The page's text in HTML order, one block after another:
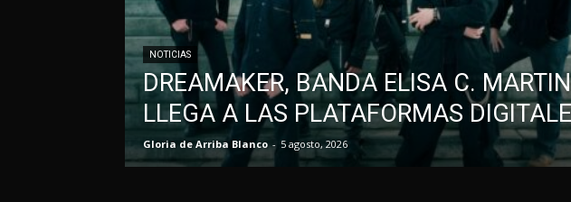
NOTICIAS
DREAMAKER, BANDA ELISA C. MARTIN
LLEGA A LAS PLATAFORMAS
Gloria de Arriba Blanco - 5 agosto, 2026